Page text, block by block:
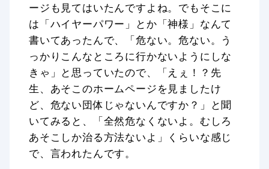
ージも見てはいたんですよね。でもそこに
は「ハイヤーパワー」とか「神様」なんて
書いてあったんで、「危ない。危ない。う
っかりこんなところに行かないようにしな
きゃ」と思っていたので、「えぇ！？先
生、あそこのホームページを見ましたけ
ど、危ない団体じゃないんですか？」と聞
いてみると、「全然危なくないよ。むしろ
あそこしか治る方法ないよ」くらいな感じ
で、言われたんです。